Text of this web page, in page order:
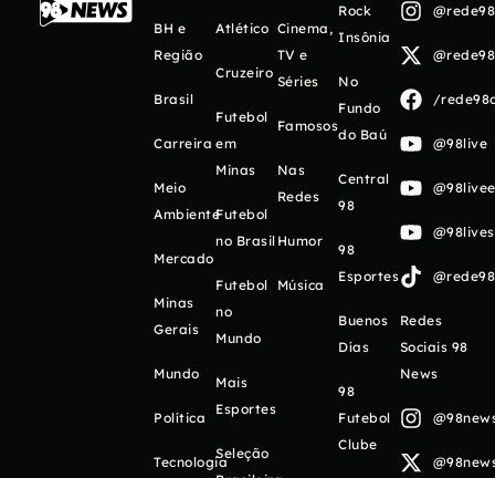
BH e
Região
Brasil
Carreira
Meio
Ambiente
Mercado
Minas
Gerais
Mundo
Política
Tecnologia
Atlético
Cruzeiro
Futebol
em
Minas
Futebol
no Brasil
Futebol
no
Mundo
Mais
Esportes
Seleção
Cinema,
TV e
Séries
Famosos
Nas
Redes
Humor
Música
Rock
Insônia
No
Fundo
do Baú
Central
98
98
Esportes
Buenos
Días
98
Futebol
Clube
/
@98live
Redes
Sociais 98
News